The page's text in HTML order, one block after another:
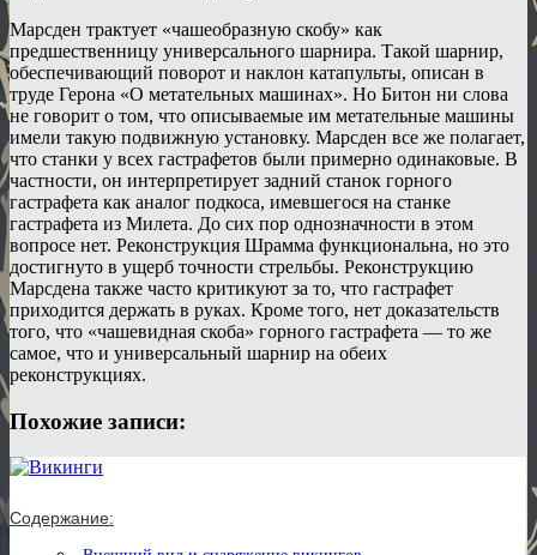
Марсден трактует «чашеобразную скобу» как
предшественницу универсального шарнира. Такой шарнир,
обеспечивающий поворот и наклон катапульты, описан в
труде Герона «О метательных машинах». Но Битон ни слова
не говорит о том, что описываемые им метательные машины
имели такую подвижную установку. Марсден все же полагает,
что станки у всех гастрафетов были примерно одинаковые. В
частности, он интерпретирует задний станок горного
гастрафета как аналог подкоса, имевшегося на станке
гастрафета из Милета. До сих пор однозначности в этом
вопросе нет. Реконструкция Шрамма функциональна, но это
достигнуто в ущерб точности стрельбы. Реконструкцию
Марсдена также часто критикуют за то, что гастрафет
приходится держать в руках. Кроме того, нет доказательств
того, что «чашевидная скоба» горного гастрафета — то же
самое, что и универсальный шарнир на обеих
реконструкциях.
Похожие записи:
Содержание: